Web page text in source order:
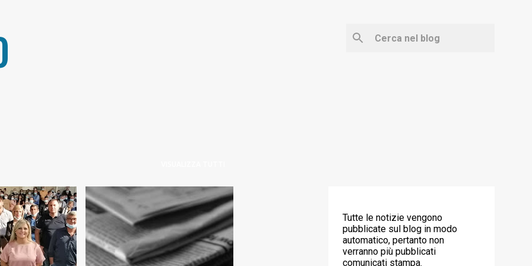
+1 NOTIZIE
Tutte le notizie vengono
pubblicate sul blog in modo
automatico, pertanto non
verranno più pubblicati
comunicati stampa.